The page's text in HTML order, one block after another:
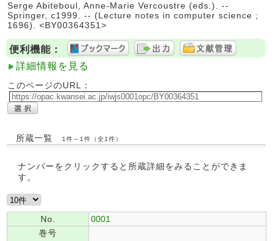
Serge Abiteboul, Anne-Marie Vercoustre (eds.). --
Springer, c1999. -- (Lecture notes in computer science ;
1696). <BY00364351>
便利機能：
詳細情報を見る
このページのURL：
所蔵一覧 1件～1件（全1件）
ナンバーをクリックすると所蔵詳細をみることができま
す。
No.
0001
巻号